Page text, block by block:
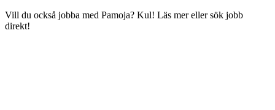
Vill du också jobba med Pamoja? Kul! Läs mer eller sök jobb
direkt!